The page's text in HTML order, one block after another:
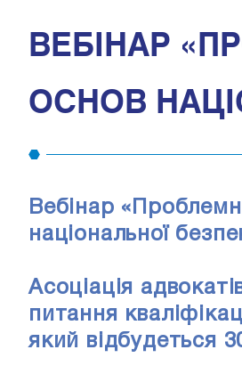
ВЕБІНАР
ОСНОВ
Вебінар
національної
Асоціація
питання
який відбудеться